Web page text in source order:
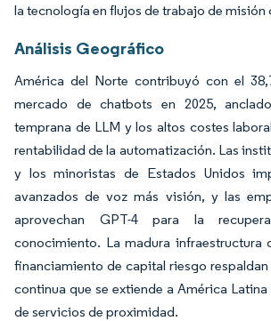
la tecnología en flujos de trabajo de misión
Análisis Geográfico
América del Norte contribuyó con el
mercado de chatbots en 2025,
temprana de LLM y los altos costes
rentabilidad de la automatización. Las
y los minoristas de Estados Unidos
avanzados de voz más visión, y las
aprovechan GPT-4 para la
conocimiento. La madura infraestructura
financiamiento de capital riesgo
continua que se extiende a América
de servicios de proximidad.